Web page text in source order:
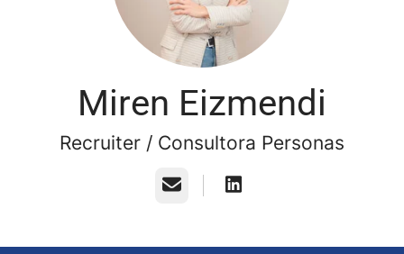
Miren Eizmendi
Recruiter / Consultora Personas
Correo electrónico